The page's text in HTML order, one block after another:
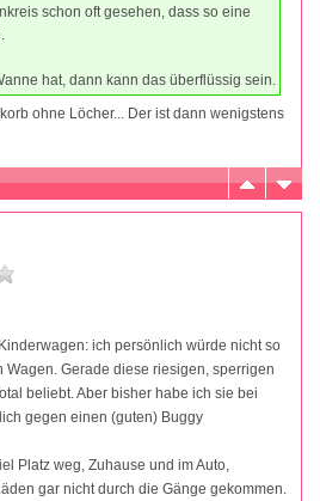
schon oft gesehen, dass so eine
hat, dann kann das überflüssig sein.
ohne Löcher... Der ist dann wenigstens
ich persönlich würde nicht so
Wagen. Gerade diese riesigen, sperrigen
beliebt. Aber bisher habe ich sie bei
gegen einen (guten) Buggy
Platz weg, Zuhause und im Auto,
gar nicht durch die Gänge gekommen.